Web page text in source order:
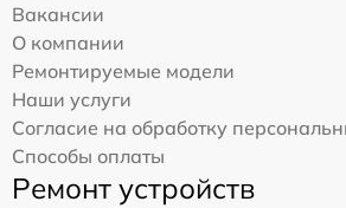
Вакансии
О компании
Ремонтируемые модели
Наши услуги
Согласие на обработку
Способы оплаты
Ремонт устройств